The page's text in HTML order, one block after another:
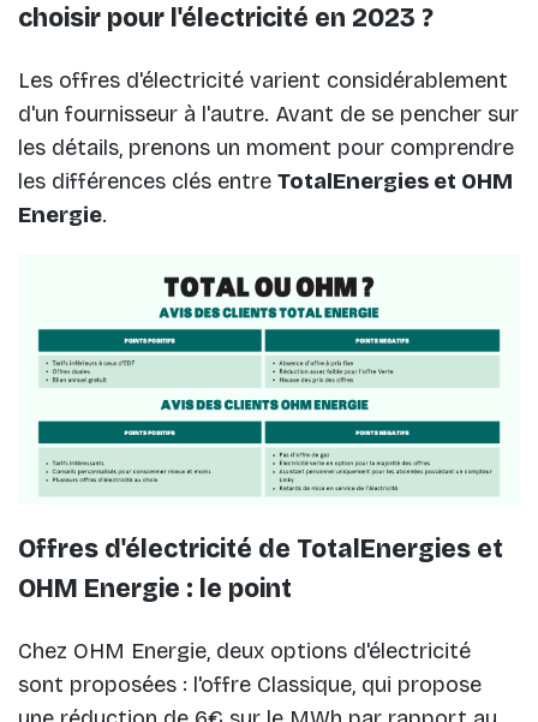
choisir pour l'électricité en 2023 ?
Les offres d'électricité varient considérablement
d'un fournisseur à l'autre. Avant de se pencher sur
les détails, prenons un moment pour comprendre
les différences clés entre TotalEnergies et OHM
Energie.
Offres d'électricité de TotalEnergies et
OHM Energie : le point
Chez OHM Energie, deux options d'électricité
sont proposées : l'offre Classique, qui propose